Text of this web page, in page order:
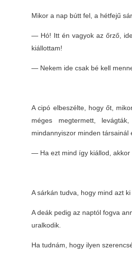
Mikor a nap bútt fel, a hétfejű
— Hó! Itt én vagyok az őrző,
kiállottam!
— Nekem ide csak bé kell
A cipó elbeszélte, hogy őt,
méges megtermett,
mindannyiszor minden társainál
— Ha ezt mind így kiállod, akkor
A sárkán tudva, hogy mind azt
A deák pedig az naptól fogva
uralkodik.
Ha tudnám, hogy ilyen